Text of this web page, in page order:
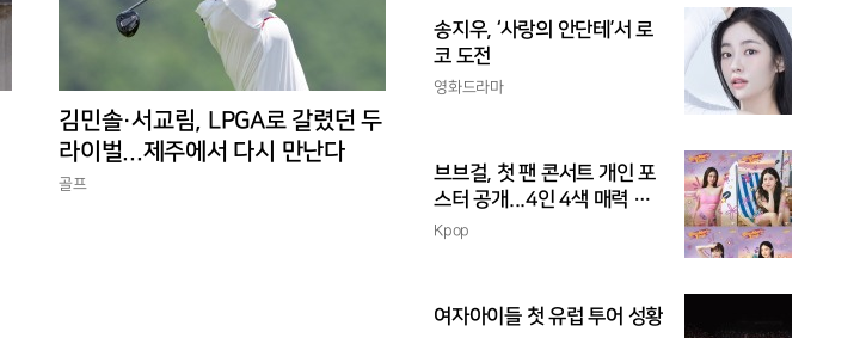
김민솔·서교림, LPGA로 갈렸던 두
라이벌...제주에서 다시 만난다
골프
송지우, ‘사랑의 안단테’서 로
코 도전
영화드라마
브브걸, 첫 팬 콘서트 개인 포
스터 공개...4인 4색 매력 발
산
Kpop
여자아이들 첫 유럽 투어 성황